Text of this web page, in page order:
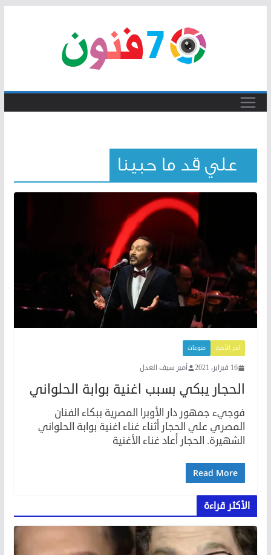
علي قد ما حبينا
اخر الأخبار منوعات
16 فبراير، 2021 أمير سيف العدل
الحجار يبكي بسبب اغنية بوابة الحلواني
فوجيء جمهور دار الأوبرا المصرية ببكاء الفنان
المصري علي الحجار أثناء غناء اغنية بوابة الحلواني
الشهيرة. الحجار أعاد غناء الأغنية
Read More
الأكثر قراءة